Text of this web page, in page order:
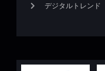
デジタルトレンド